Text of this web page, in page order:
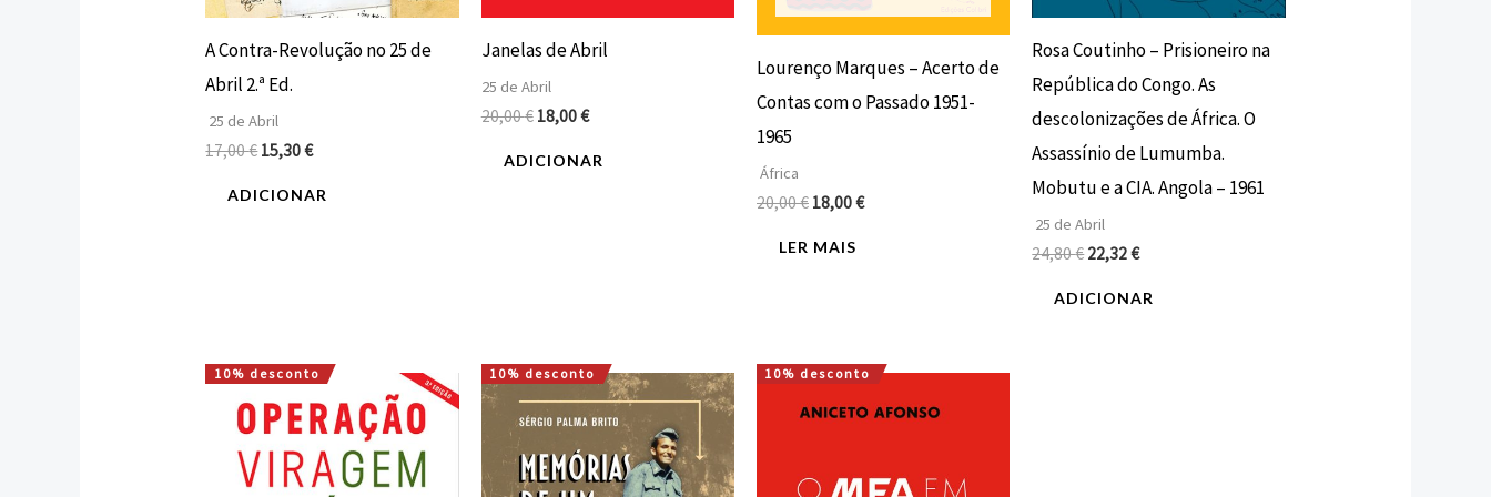
A Contra-Revolução no 25 de
Abril 2.ª Ed.
25 de Abril
17,00€15,30€
ADICIONAR
Janelas de Abril
25 de Abril
20,00€ 18,00€
ADICIONAR
Lourenço Marques – Acerto de
Contas com o Passado 1951-
1965
África
20,00€ 18,00€
LER MAIS
Rosa Coutinho – Prisioneiro na
República do Congo. As
descolonizações de África. O
Assassínio de Lumumba.
Mobutu e a CIA. Angola – 1961
25 de Abril
24,80€22,32€
ADICIONAR
10% desconto
O
preço
original
era:
25,00 €.
O
preço
atual
é:
22,50 €.
10% desconto
O
preço
original
16,00 €.
O
preço
atual
14,40 €.
10% desconto
O
preço
original
O
preço
atual